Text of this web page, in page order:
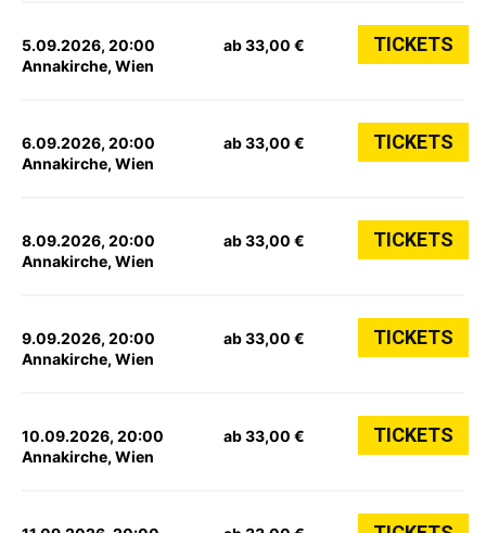
5.09.2026, 20:00
Annakirche, Wien
ab 33,00 € TICKETS
6.09.2026, 20:00
Annakirche, Wien
ab 33,00 € TICKETS
8.09.2026, 20:00
Annakirche, Wien
ab 33,00 € TICKETS
9.09.2026, 20:00
Annakirche, Wien
ab 33,00 € TICKETS
10.09.2026, 20:00
Annakirche, Wien
ab 33,00 € TICKETS